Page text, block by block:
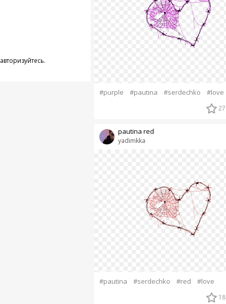
авторизуйтесь.
#purple #pautina #serdechko #love
27
yadimkka
pautina red
#pautina #serdechko #red #love
18